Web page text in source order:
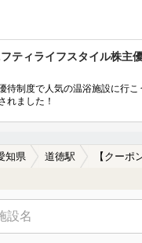
フティライフスタイル株主
待制度で人気の温浴施設に行こ
れました！
知県 道徳駅